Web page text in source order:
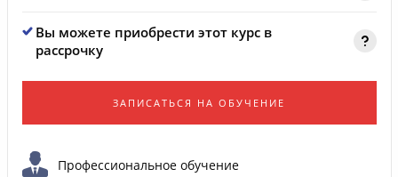
Вы можете приобрести этот курс в
рассрочку
ЗАПИСАТЬСЯ НА ОБУЧЕНИЕ
Профессиональное обучение